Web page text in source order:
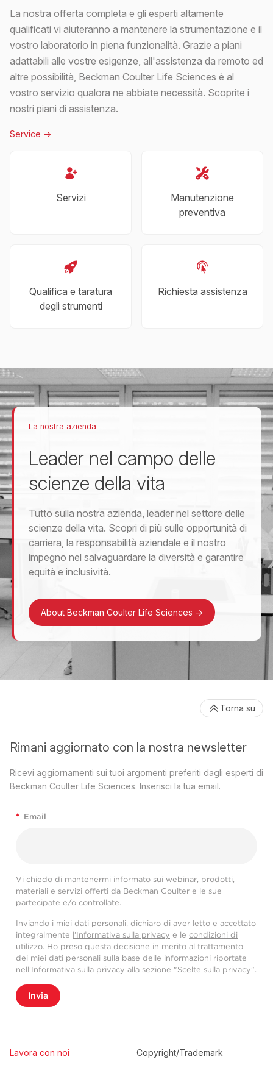
La nostra offerta completa e gli esperti altamente
qualificati vi aiuteranno a mantenere la strumentazione e il
vostro laboratorio in piena funzionalità. Grazie a piani
adattabili alle vostre esigenze, all'assistenza da remoto ed
altre possibilità, Beckman Coulter Life Sciences è al
vostro servizio qualora ne abbiate necessità. Scoprite i
nostri piani di assistenza.
Service ->
Servizi
Manutenzione
preventiva
Qualifica e taratura
degli strumenti
Richiesta assistenza
La nostra azienda
Leader nel campo delle
scienze della vita
Tutto sulla nostra azienda, leader nel settore delle
scienze della vita. Scopri di più sulle opportunità di
carriera, la responsabilità aziendale e il nostro
impegno nel salvaguardare la diversità e garantire
equità e inclusività.
About Beckman Coulter Life Sciences ->
Rimani aggiornato con la nostra newsletter
Ricevi aggiornamenti sui tuoi argomenti preferiti dagli esperti di
Beckman Coulter Life Sciences. Inserisci la tua email.
* Email
Vi chiedo di mantenermi informato sui webinar, prodotti,
materiali e servizi offerti da Beckman Coulter e le sue
partecipate e/o controllate.
Inviando i miei dati personali, dichiaro di aver letto e accettato
integralmente l'Informativa sulla privacy e le condizioni di
utilizzo. Ho preso questa decisione in merito al trattamento
dei miei dati personali sulla base delle informazioni riportate
nell'Informativa sulla privacy alla sezione "Scelte sulla privacy".
Invia
Lavora con noi Copyright/Trademark
Torna su